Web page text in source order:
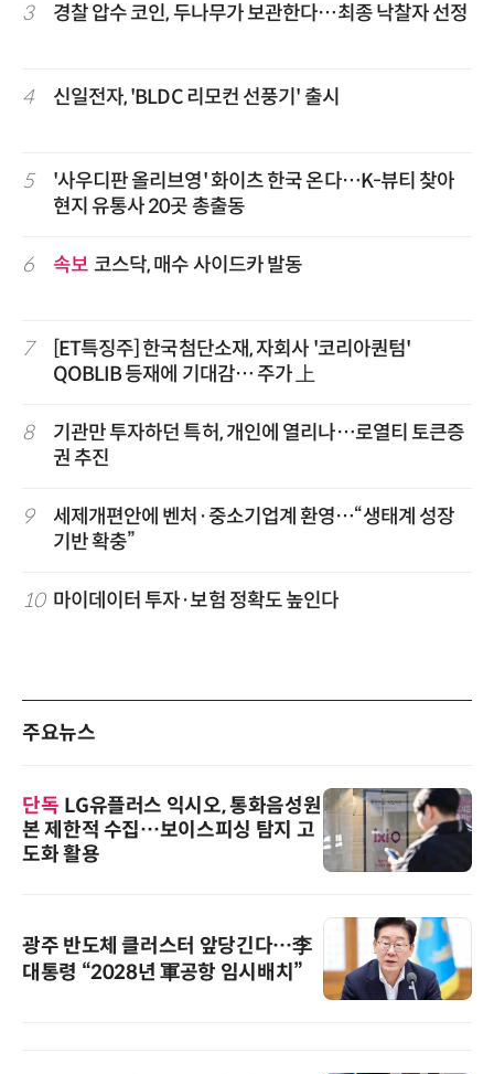
3 경찰 압수 코인, 두나무가 보관한다…최종 낙찰자 선정
4 신일전자, 'BLDC 리모컨 선풍기' 출시
5
'사우디판 올리브영' 화이츠 한국 온다…K-뷰티 찾아
현지 유통사 20곳 총출동
6 속보 코스닥, 매수 사이드카 발동
7
[ET특징주] 한국첨단소재, 자회사 '코리아퀀텀'
QOBLIB 등재에 기대감… 주가 上
8
기관만 투자하던 특허, 개인에 열리나…로열티 토큰증
권 추진
9
세제개편안에 벤처·중소기업계 환영…“생태계 성장
기반 확충”
10 마이데이터 투자·보험 정확도 높인다
주요뉴스
단독 LG유플러스 익시오, 통화음성원
본 제한적 수집…보이스피싱 탐지 고
도화 활용
광주 반도체 클러스터 앞당긴다…李
대통령 “2028년 軍공항 임시배치”